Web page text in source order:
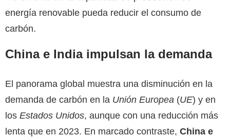
energía renovable pueda reducir el consumo de
carbón.
China e India impulsan la demanda
El panorama global muestra una disminución en la
demanda de carbón en la Unión Europea (UE) y en
los Estados Unidos, aunque con una reducción más
lenta que en 2023. En marcado contraste, China e